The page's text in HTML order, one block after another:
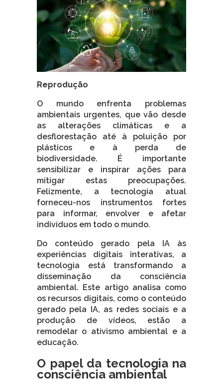
Reprodução
O mundo enfrenta problemas
ambientais urgentes, que vão desde
as alterações climáticas e a
desflorestação até à poluição por
plásticos e à perda de
biodiversidade. É importante
sensibilizar e inspirar ações para
mitigar estas preocupações.
Felizmente, a tecnologia atual
forneceu-nos instrumentos fortes
para informar, envolver e afetar
indivíduos em todo o mundo.
Do conteúdo gerado pela IA às
experiências digitais interativas, a
tecnologia está transformando a
disseminação da consciência
ambiental. Este artigo analisa como
os recursos digitais, como o conteúdo
gerado pela IA, as redes sociais e a
produção de vídeos, estão a
remodelar o ativismo ambiental e a
educação.
O papel da tecnologia na
consciência ambiental